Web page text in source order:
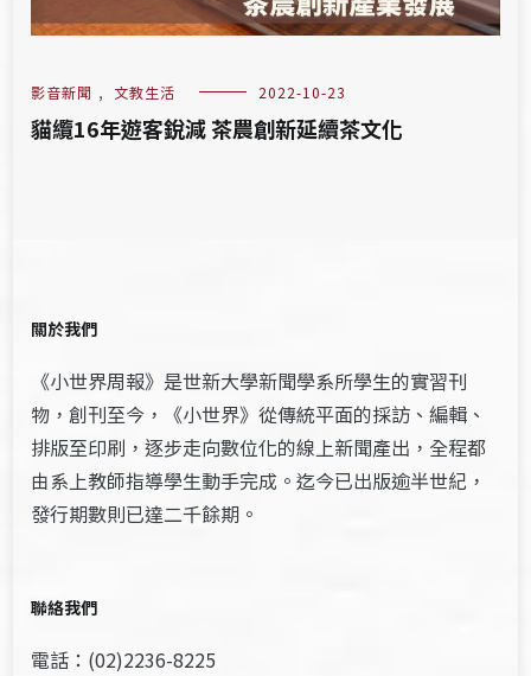
影音新聞 , 文教生活 2022-10-23
貓纜16年遊客銳減 茶農創新延續茶文化
關於我們
《小世界周報》是世新大學新聞學系所學生的實習刊
物，創刊至今，《小世界》從傳統平面的採訪、編輯、
排版至印刷，逐步走向數位化的線上新聞產出，全程都
由系上教師指導學生動手完成。迄今已出版逾半世紀，
發行期數則已達二千餘期。
聯絡我們
電話：(02)2236-8225